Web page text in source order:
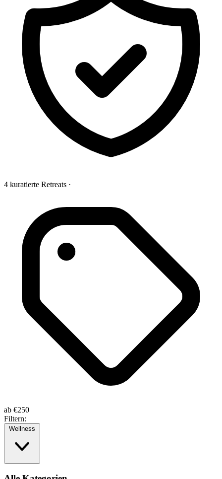
4 kuratierte Retreats ·
ab €250
Filtern:
Wellness